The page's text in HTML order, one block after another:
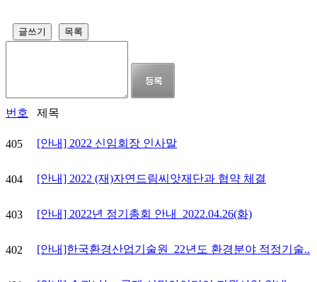
글쓰기 목록
번호 제목
405 [안내] 2022 신임회장 인사말
404 [안내] 2022 (재)자연드림씨앗재단과 협약 체결
403 [안내] 2022년 정기총회 안내_2022.04.26(화)
402 [안내]한국환경산업기술원_22년도 환경분야 적정기술..